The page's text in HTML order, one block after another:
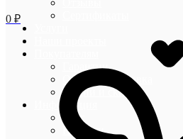
Гарантии
Оплата и доставка
Акции и скидки
Информация
Блог
Новости
0 ₽